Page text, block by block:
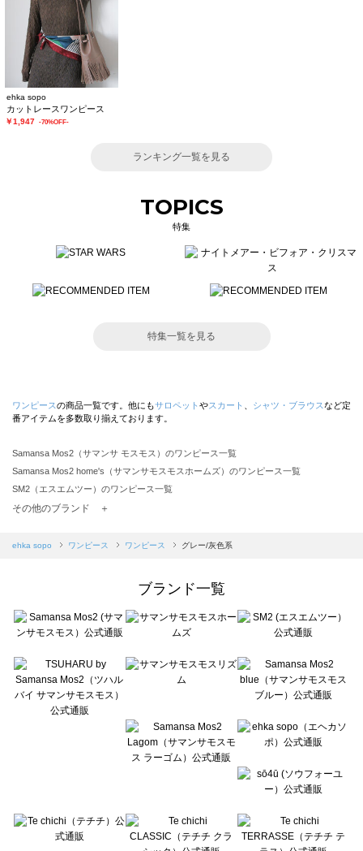
ehka sopo
カットレースワンピース
￥1,947 -70%OFF-
ランキング一覧を見る
TOPICS
特集
特集一覧を見る
ワンピースの商品一覧です。他にもサロペット やスカート シャツ・ブラウスなど定
番アイテムを多数取り揃えております。
Samansa Mos2（サマンサ モスモス）のワンピース一覧
Samansa Mos2 home's（サマンサモスモスホームズ）のワンピース一覧
SM2（エスエムツー）のワンピース一覧
TSUHARU by Samansa Mos2（ツハルバイサマンサモスモス）のワンピース一覧
Samansa Mos2 blue（サマンサモスモス ブルー）のワンピース一覧
sō4ū（ソウフォーユー）のワンピース一覧
Te chichi（テチチ）のワンピース一覧
Te chichi CLASSIC（テチチ クラシック）のワンピース一覧
Lugnoncure（ルノンキュール）のワンピース一覧
BETTY'S BLUE（べティーズブルー）のワンピース一覧
Wpc.（ワールドパーティー）のワンピース一覧
その他のブランド ＋
ehka sopo ワンピース ワンピース グレー/灰色系
ブランド一覧